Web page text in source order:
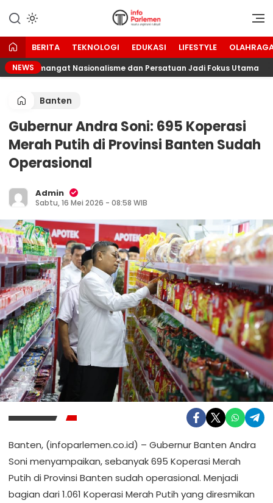
konten
Info Parlemen
Suara Aspirasi Rakyat
BERITA TEKNOLOGI EDUKASI LIFESTYLE
NEWS
Semangat Nasionalisme dan Persatuan Jadi Fokus Utama
Banten
Gubernur Andra Soni: 695 Koperasi
Merah Putih di Provinsi Banten Sudah
Operasional
Admin
Sabtu, 16 Mei 2026 - 08:58 WIB
Banten, (infoparlemen.co.id) – Gubernur Banten Andra
Soni menyampaikan, sebanyak 695 Koperasi Merah
Putih di Provinsi Banten sudah operasional. Menjadi
bagian dari 1.061 Koperasi Merah Putih yang diresmikan